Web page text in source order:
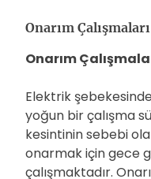
Onarım Çalışmaları
Onarım
Elektrik
yoğun bir çalışma
kesintinin sebebi
onarmak için gece
çalışmaktadır.